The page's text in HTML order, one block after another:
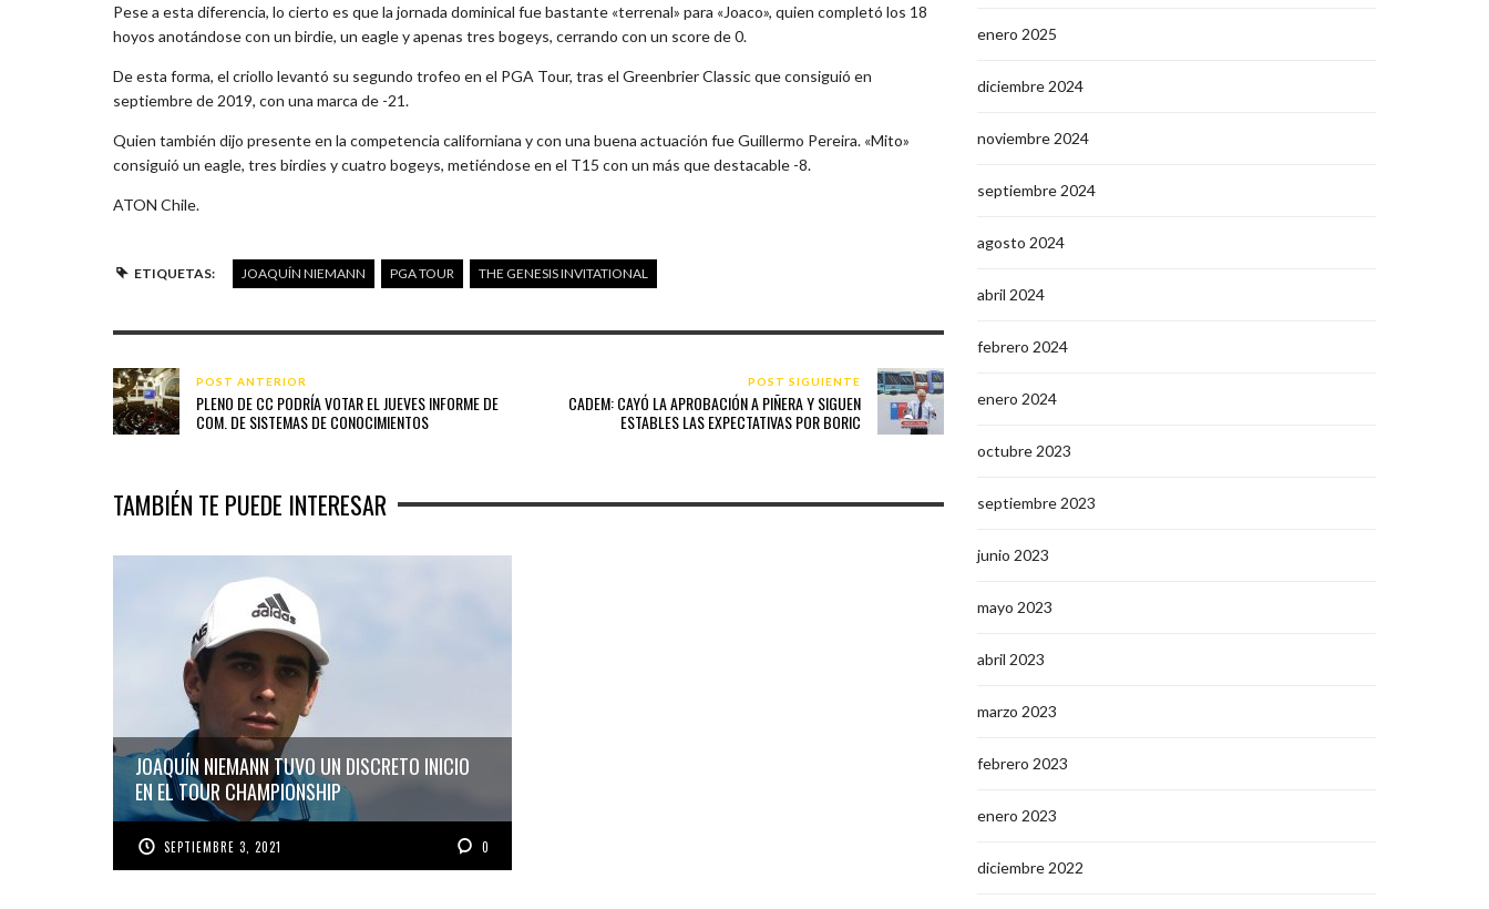
Pese a esta diferencia, lo cierto es que la jornada dominical fue bastante «terrenal» para «Joaco», quien completó los 18
hoyos anotándose con un birdie, un eagle y apenas tres bogeys, cerrando con un score de 0.
De esta forma, el criollo levantó su segundo trofeo en el PGA Tour, tras el Greenbrier Classic que consiguió en
septiembre de 2019, con una marca de -21.
Quien también dijo presente en la competencia californiana y con una buena actuación fue Guillermo Pereira. «Mito»
consiguió un eagle, tres birdies y cuatro bogeys, metiéndose en el T15 con un más que destacable -8.
ATON Chile.
ETIQUETAS: JOAQUÍN NIEMANN PGA TOUR THE GENESIS INVITATIONAL
POST ANTERIOR
PLENO DE CC PODRÍA VOTAR EL JUEVES INFORME DE
COM. DE SISTEMAS DE CONOCIMIENTOS
POST SIGUIENTE
CADEM: CAYÓ LA APROBACIÓN A PIÑERA Y SIGUEN
ESTABLES LAS EXPECTATIVAS POR BORIC
TAMBIÉN TE PUEDE INTERESAR
JOAQUÍN NIEMANN TUVO UN DISCRETO INICIO
EN EL TOUR CHAMPIONSHIP
SEPTIEMBRE 3, 2021 0
enero 2025
diciembre 2024
noviembre 2024
septiembre 2024
agosto 2024
abril 2024
febrero 2024
enero 2024
octubre 2023
septiembre 2023
junio 2023
mayo 2023
abril 2023
marzo 2023
febrero 2023
enero 2023
diciembre 2022